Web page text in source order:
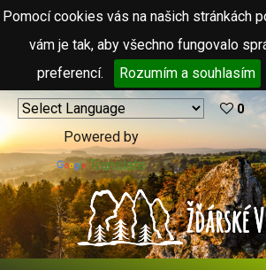
Pomocí cookies vás na našich stránkách
vám je tak, aby všechno fungovalo
preferencí.
Rozumím a souhlasím
Powered by
Translate
0